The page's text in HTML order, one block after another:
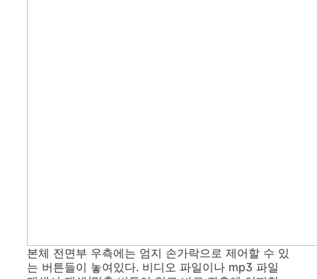
본체 전면부 우측에는 엄지 손가락으로 제어할 수 있
는 버튼들이 놓여있다. 비디오 파일이나 mp3 파일